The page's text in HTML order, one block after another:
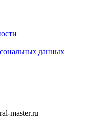
данных
master.ru